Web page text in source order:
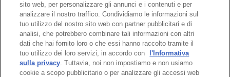
Pagina catalogo
Pagina in alto
sito web, per personalizzare gli annunci e i contenuti e per
analizzare il nostro traffico. Condividiamo le informazioni sul
tuo utilizzo del nostro sito web con partner pubblicitari e di
analisi, che potrebbero combinare tali informazioni con altri
dati che hai fornito loro o che essi hanno raccolto tramite il
tuo utilizzo dei loro servizi, in accordo con
l'Informativa
sulla privacy. Tuttavia, noi non impostiamo e non usiamo
cookie a scopo pubblicitario o per analizzare gli accessi web